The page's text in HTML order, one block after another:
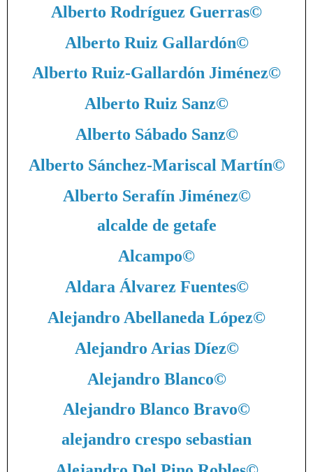
Alberto Rodríguez Guerras©
Alberto Ruiz Gallardón©
Alberto Ruiz-Gallardón Jiménez©
Alberto Ruiz Sanz©
Alberto Sábado Sanz©
Alberto Sánchez-Mariscal Martín©
Alberto Serafín Jiménez©
alcalde de getafe
Alcampo©
Aldara Álvarez Fuentes©
Alejandro Abellaneda López©
Alejandro Arias Díez©
Alejandro Blanco©
Alejandro Blanco Bravo©
alejandro crespo sebastian